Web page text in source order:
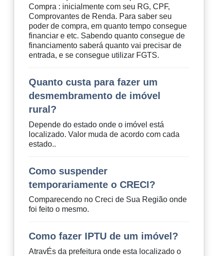
Compra : inicialmente com seu RG, CPF,
Comprovantes de Renda. Para saber seu
poder de compra, em quanto tempo consegue
financiar e etc. Sabendo quanto consegue de
financiamento saberá quanto vai precisar de
entrada, e se consegue utilizar FGTS.
Quanto custa para fazer um
desmembramento de imóvel
rural?
Depende do estado onde o imóvel está
localizado. Valor muda de acordo com cada
estado..
Como suspender
temporariamente o CRECI?
Comparecendo no Creci de Sua Região onde
foi feito o mesmo.
Como fazer IPTU de um imóvel?
AtravÉs da prefeitura onde esta localizado o